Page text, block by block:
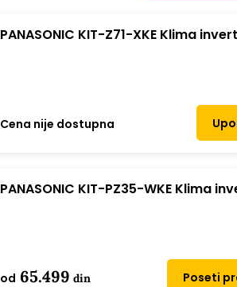
PANASONIC KIT-Z71-XKE Klima
Cena nije dostupna
PANASONIC KIT-PZ35-WKE Klima
od 65.499 din Poseti